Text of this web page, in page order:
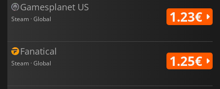
Gamesplanet US
Steam · Global 1.23€
Fanatical
Steam · Global 1.25€